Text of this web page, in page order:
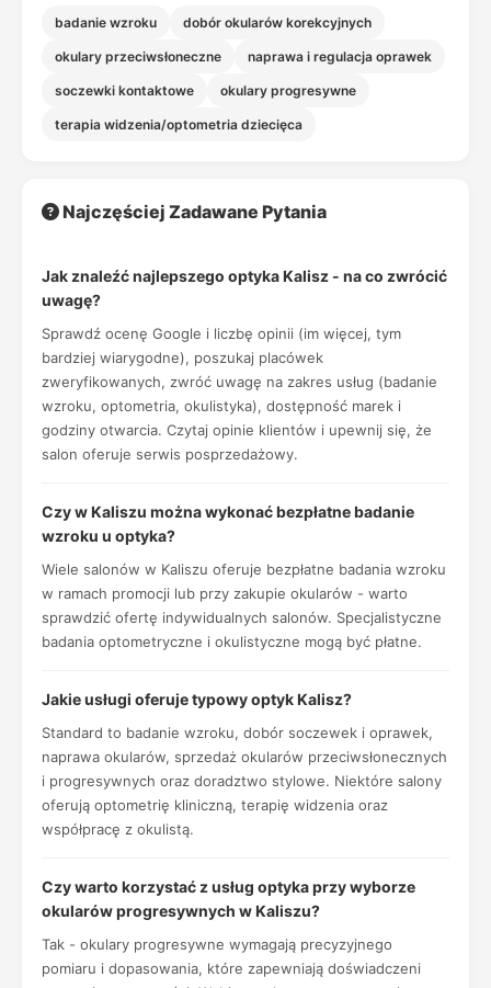
badanie wzroku dobór okularów korekcyjnych
okulary przeciwsłoneczne naprawa i regulacja oprawek
soczewki kontaktowe okulary progresywne
terapia widzenia/optometria dziecięca
Najczęściej Zadawane Pytania
Jak znaleźć najlepszego optyka Kalisz - na co zwrócić
uwagę?
Sprawdź ocenę Google i liczbę opinii (im więcej, tym
bardziej wiarygodne), poszukaj placówek
zweryfikowanych, zwróć uwagę na zakres usług (badanie
wzroku, optometria, okulistyka), dostępność marek i
godziny otwarcia. Czytaj opinie klientów i upewnij się, że
salon oferuje serwis posprzedażowy.
Czy w Kaliszu można wykonać bezpłatne badanie
wzroku u optyka?
Wiele salonów w Kaliszu oferuje bezpłatne badania wzroku
w ramach promocji lub przy zakupie okularów - warto
sprawdzić ofertę indywidualnych salonów. Specjalistyczne
badania optometryczne i okulistyczne mogą być płatne.
Jakie usługi oferuje typowy optyk Kalisz?
Standard to badanie wzroku, dobór soczewek i oprawek,
naprawa okularów, sprzedaż okularów przeciwsłonecznych
i progresywnych oraz doradztwo stylowe. Niektóre salony
oferują optometrię kliniczną, terapię widzenia oraz
współpracę z okulistą.
Czy warto korzystać z usług optyka przy wyborze
okularów progresywnych w Kaliszu?
Tak - okulary progresywne wymagają precyzyjnego
pomiaru i dopasowania, które zapewniają doświadczeni